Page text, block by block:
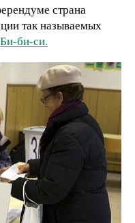
страна
так называемых
Би-би-си.